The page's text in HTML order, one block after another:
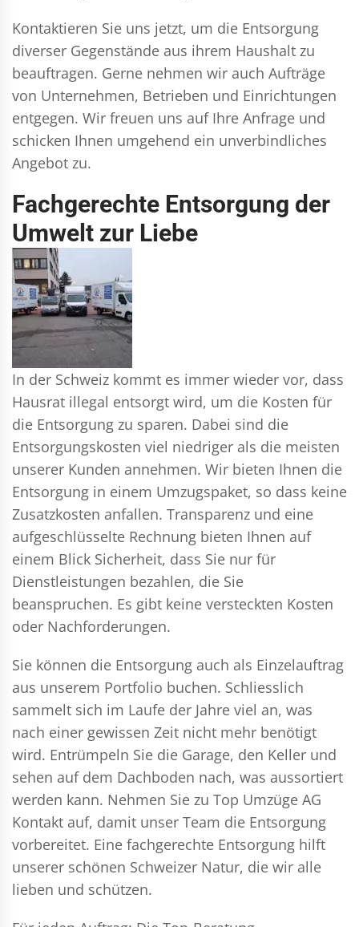
Kontaktieren Sie uns jetzt, um die Entsorgung
diverser Gegenstände aus ihrem Haushalt zu
beauftragen. Gerne nehmen wir auch Aufträge
von Unternehmen, Betrieben und Einrichtungen
entgegen. Wir freuen uns auf Ihre Anfrage und
schicken Ihnen umgehend ein unverbindliches
Angebot zu.
Fachgerechte Entsorgung der
Umwelt zur Liebe
In der Schweiz kommt es immer wieder vor, dass
Hausrat illegal entsorgt wird, um die Kosten für
die Entsorgung zu sparen. Dabei sind die
Entsorgungskosten viel niedriger als die meisten
unserer Kunden annehmen. Wir bieten Ihnen die
Entsorgung in einem Umzugspaket, so dass keine
Zusatzkosten anfallen. Transparenz und eine
aufgeschlüsselte Rechnung bieten Ihnen auf
einem Blick Sicherheit, dass Sie nur für
Dienstleistungen bezahlen, die Sie
beanspruchen. Es gibt keine versteckten Kosten
oder Nachforderungen.
Sie können die Entsorgung auch als Einzelauftrag
aus unserem Portfolio buchen. Schliesslich
sammelt sich im Laufe der Jahre viel an, was
nach einer gewissen Zeit nicht mehr benötigt
wird. Entrümpeln Sie die Garage, den Keller und
sehen auf dem Dachboden nach, was aussortiert
werden kann. Nehmen Sie zu Top Umzüge AG
Kontakt auf, damit unser Team die Entsorgung
vorbereitet. Eine fachgerechte Entsorgung hilft
unserer schönen Schweizer Natur, die wir alle
lieben und schützen.